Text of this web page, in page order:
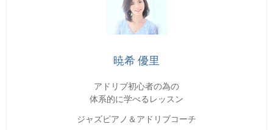
暁希 優里
アドリブ初心者の為の
体系的に学べるレッスン
ジャズピアノ＆アドリブコーチ